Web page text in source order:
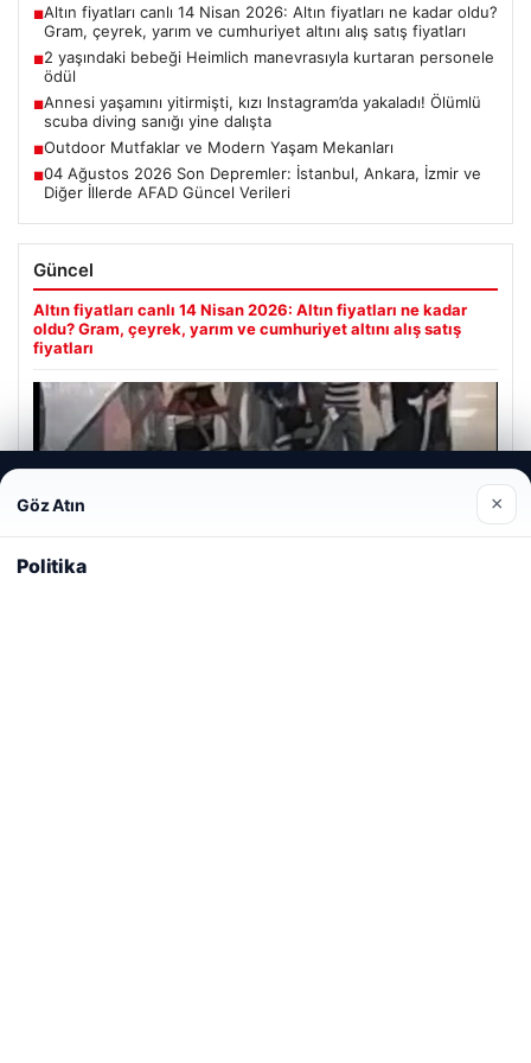
■Altın fiyatları canlı 14 Nisan 2026: Altın fiyatları ne kadar oldu?
Gram, çeyrek, yarım ve cumhuriyet altını alış satış fiyatları
■2 yaşındaki bebeği Heimlich manevrasıyla kurtaran personele
ödül
■Annesi yaşamını yitirmişti, kızı Instagram’da yakaladı! Ölümlü
scuba diving sanığı yine dalışta
■Outdoor Mutfaklar ve Modern Yaşam Mekanları
■04 Ağustos 2026 Son Depremler: İstanbul, Ankara, İzmir ve
Diğer İllerde AFAD Güncel Verileri
Güncel
Altın fiyatları canlı 14 Nisan 2026: Altın fiyatları ne kadar
oldu? Gram, çeyrek, yarım ve cumhuriyet altını alış satış
fiyatları
Ağustos 5, 2026
deneyiminizi kişiselleştirmek ve geliştirmek amacıyla çerezler
kullanıyoruz.Çerez Politikamız
Reddet
Göz Atın ×
Politika